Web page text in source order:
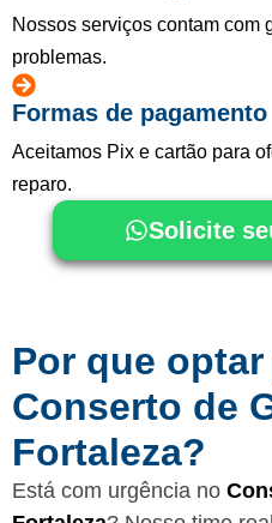
Nossos serviços contam com
problemas.
Formas de pagamento
Aceitamos Pix e cartão para
reparo.
Solicite
Por que
Conserto de
Fortaleza?
Está com urgência no